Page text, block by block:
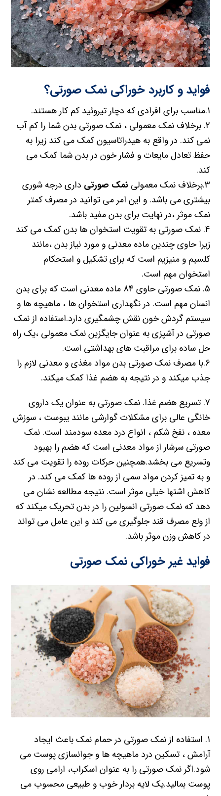
فواید و کاربرد خوراکی نمک صورتی؟
1.مناسب برای افرادی که دچار تیروئید کم کار هستند.
2. برخلاف نمک معمولی ، نمک صورتی بدن شما را کم آب
نمی کند. در واقع به هیدراتاسیون کمک می کند زیرا به
حفظ تعادل مایعات و فشار خون در بدن شما کمک می
کند.
3.برخلاف نمک معمولی
نمک صورتی داری درجه شوری
بیشتری می باشد. و این امر می توانید در مصرف کمتر
نمک موثر ،در نهایت برای بدن مفید باشد.
4. نمک صورتی به تقویت استخوان ها بدن کمک می کند
زیرا حاوی چندین ماده معدنی و مورد نیاز بدن ،مانند
کلسیم و منیزیم است که برای تشکیل و استحکام
استخوان مهم است.
5. نمک صورتی حاوی 84 ماده معدنی است که برای بدن
انسان مهم است. در نگهداری استخوان ها ، ماهیچه ها و
سیستم گردش خون نقش چشمگیری دارد.استفاده از نمک
صورتی در آشپزی به عنوان جایگزین نمک معمولی ،یک راه
حل ساده برای مراقبت های بهداشتی است.
6.با مصرف نمک صورتی بدن مواد مغذی و معدنی لازم را
جذب میکند و در نتیجه به هضم غذا کمک میکند.
7. تسریع هضم غذا. نمک صورتی به عنوان یک داروی
خانگی عالی برای مشکلات گوارشی مانند یبوست ، سوزش
معده ، نفخ شکم ، انواع درد معده سودمند است. نمک
صورتی سرشار از مواد معدنی است که هضم را بهبود
وتسریع می بخشد.همچنین حرکات روده را تقویت می کند
و به تمیز کردن مواد سمی از روده ها کمک می کند. در
کاهش اشتها خیلی موثر است. نتیجه مطالعه نشان می
دهد که نمک صورتی انسولین را در بدن تحریک میکند که
از ولع مصرف قند جلوگیری می کند و این عامل می تواند
در کاهش وزن موثر باشد.
فواید غیر خوراکی نمک صورتی
1. استفاده از نمک صورتی در حمام نمک باعث ایجاد
آرامش ، تسکین درد ماهیچه ها و جوانسازی پوست می
شود.اگر نمک صورتی را به عنوان اسکراب، ارامی روی
پوست بمالید.یک لایه بردار خوب و طبیعی محسوب می